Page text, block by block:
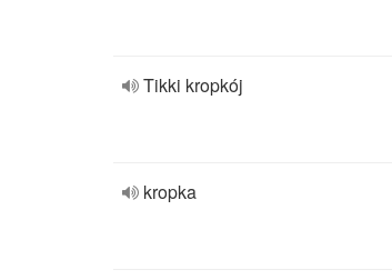
Tikki kropkój
kropka